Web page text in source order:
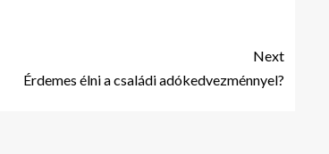
Next
Érdemes élni a családi adókedvezménnyel?